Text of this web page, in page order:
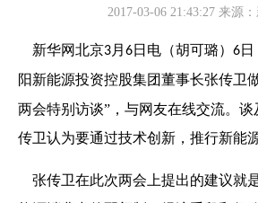
2017-03-06 21:43:27 来源：
新华网北京3月 6日电（胡可璐） 6
阳新能源投资控股集团董事长张传卫
两会特别访谈”，与网友在线交流。 谈
传卫认为要通过技术创新，推行新能
张传卫在此次两会上提出的建议就